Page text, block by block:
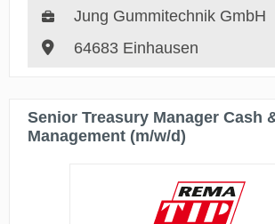
Jung Gummitechnik GmbH
64683 Einhausen
Senior Treasury Manager Cash
Management (m/w/d)